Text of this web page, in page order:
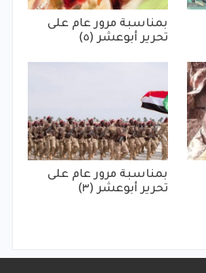
بمناسبة مرور عام على
تحرير أبوعشر (٥)
بمناسبة مرور عام على
تحرير أبوعشر (٣)